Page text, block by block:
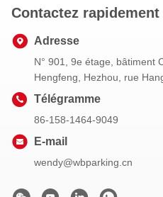
Contactez rapidement
Adresse
N° 901, 9e étage, bâtiment
Hengfeng, Hezhou, rue
Télégramme
86-158-1464-9049
E-mail
wendy@wbparking.cn